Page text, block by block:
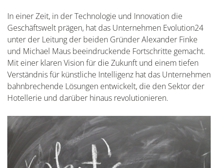
In einer Zeit, in der Technologie und Innovation die
Geschäftswelt prägen, hat das Unternehmen Evolution24
unter der Leitung der beiden Gründer Alexander Finke
und Michael Maus beeindruckende Fortschritte gemacht.
Mit einer klaren Vision für die Zukunft und einem tiefen
Verständnis für künstliche Intelligenz hat das Unternehmen
bahnbrechende Lösungen entwickelt, die den Sektor der
Hotellerie und darüber hinaus revolutionieren.